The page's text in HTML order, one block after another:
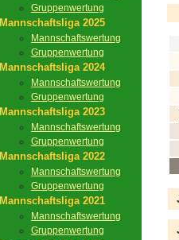
Gruppenwertung
Mannschaftsliga 2025
Mannschaftswertung
Gruppenwertung
Mannschaftsliga 2024
Mannschaftswertung
Gruppenwertung
Mannschaftsliga 2023
Mannschaftswertung
Gruppenwertung
Mannschaftsliga 2022
Mannschaftswertung
Gruppenwertung
Mannschaftsliga 2021
Mannschaftswertung
Gruppenwertung